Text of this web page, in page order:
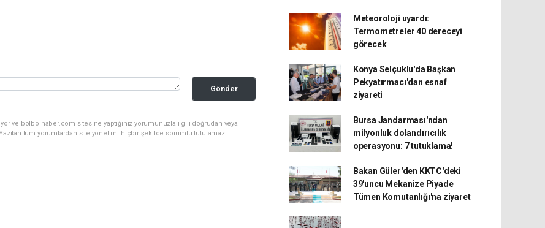
Gönder
ve bolbolhaber.com sitesine yaptığınız yorumunuzla ilgili doğrudan veya
tüm yorumlardan site yönetimi hiçbir şekilde sorumlu tutulamaz.
Meteoroloji uyardı:
Termometreler 40 dereceyi
görecek
Konya Selçuklu'da Başkan
Pekyatırmacı'dan esnaf
ziyareti
Bursa Jandarması'ndan
milyonluk dolandırıcılık
operasyonu: 7 tutuklama!
Bakan Güler'den KKTC'deki
39'uncu Mekanize Piyade
Tümen Komutanlığı'na ziyaret